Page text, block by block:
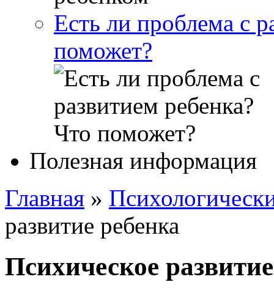
Есть ли проблема с
поможет?
Полезная информация
Главная »
развитие ребенка
Психическое